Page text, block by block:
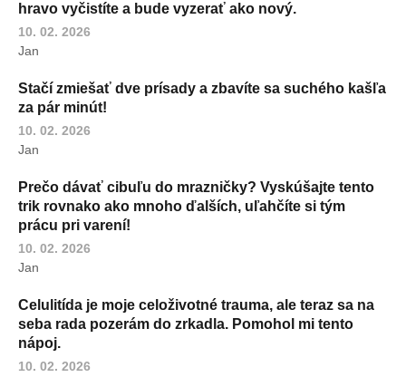
hravo vyčistíte a bude vyzerať ako nový.
10. 02. 2026
Jan
Stačí zmiešať dve prísady a zbavíte sa suchého kašľa
za pár minút!
10. 02. 2026
Jan
Prečo dávať cibuľu do mrazničky? Vyskúšajte tento
trik rovnako ako mnoho ďalších, uľahčíte si tým
prácu pri varení!
10. 02. 2026
Jan
Celulitída je moje celoživotné trauma, ale teraz sa na
seba rada pozerám do zrkadla. Pomohol mi tento
nápoj.
10. 02. 2026